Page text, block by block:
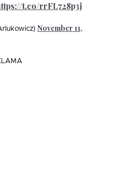
t.co/rrFL728p3j
November 11,